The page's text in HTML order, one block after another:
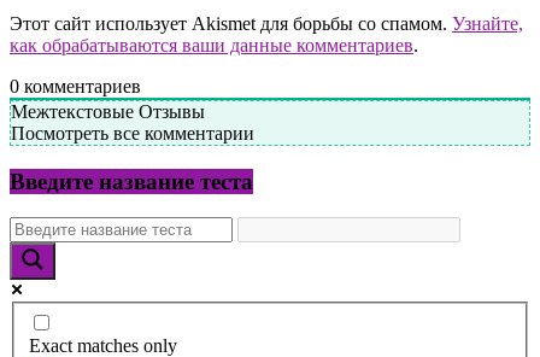
Этот сайт использует Akismet для борьбы со спамом. Узнайте,
как обрабатываются ваши данные комментариев.
0 комментариев
Межтекстовые Отзывы
Посмотреть все комментарии
Введите название теста
Exact matches only